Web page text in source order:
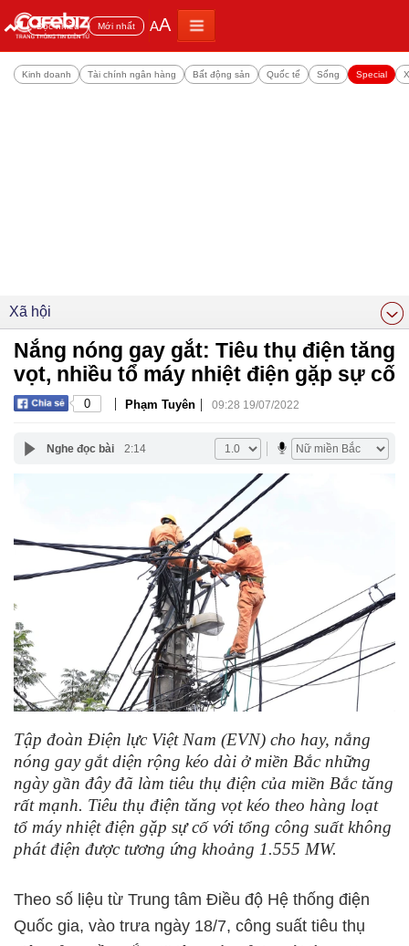
Đọc nhiều Mới nhất AA
Kinh doanh Tài chính ngân hàng Bất động sản Quốc tế Sống Special
Xã hội
Nắng nóng gay gắt: Tiêu thụ điện tăng
vọt, nhiều tổ máy nhiệt điện gặp sự cố
0 | Phạm Tuyên | 09:28 19/07/2022
Nghe đọc bài 2:14
Tập đoàn Điện lực Việt Nam (EVN) cho hay, nắng
nóng gay gắt diện rộng kéo dài ở miền Bắc những
ngày gần đây đã làm tiêu thụ điện của miền Bắc tăng
rất mạnh. Tiêu thụ điện tăng vọt kéo theo hàng loạt
tổ máy nhiệt điện gặp sự cố với tổng công suất không
phát điện được tương ứng khoảng 1.555 MW.
Theo số liệu từ Trung tâm Điều độ Hệ thống điện
Quốc gia, vào trưa ngày 18/7, công suất tiêu thụ